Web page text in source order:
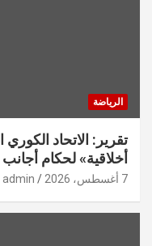
الرياضة
تقرير: الاتحاد
أخلاقية» لحكام أجانب
7 أغسطس، 2026 admin